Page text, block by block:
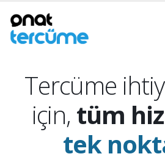
Tercüme
için, tüm
tek